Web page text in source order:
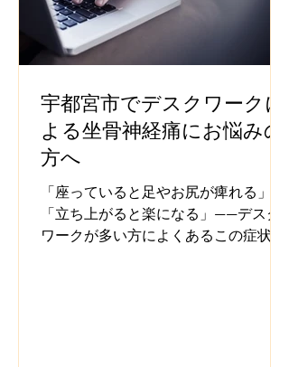
宇都宮市でデスクワークに
よる坐骨神経痛にお悩みの
方へ
「座っていると足やお尻が痺れる」
「立ち上がると楽になる」——デスク
ワークが多い方によくあるこの症状、